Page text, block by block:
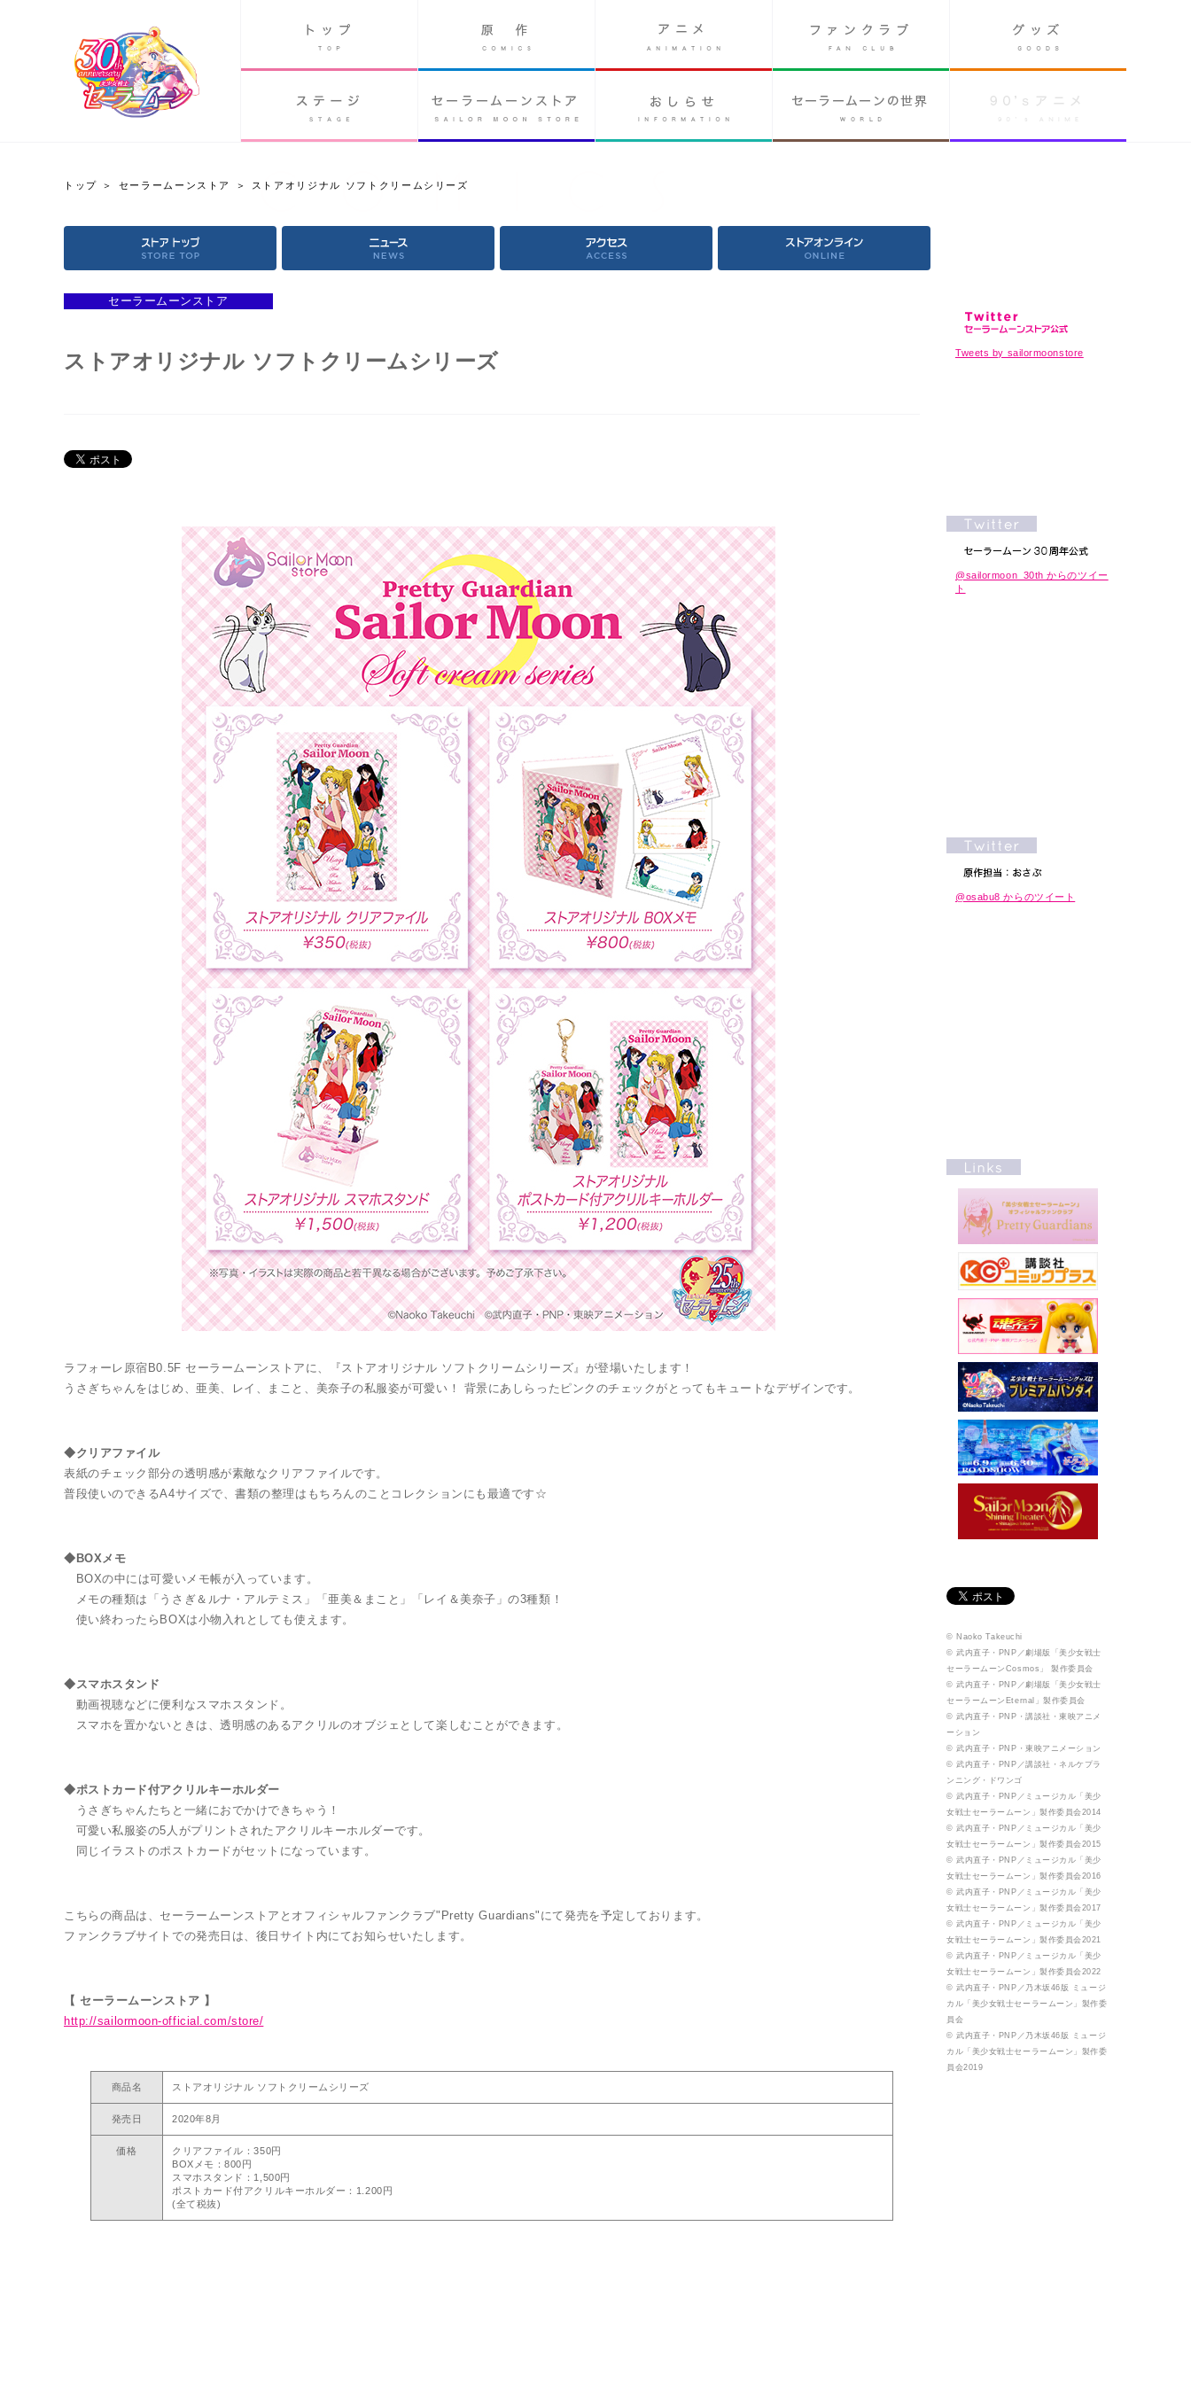
90's アニメPAST ANIME
トップ セーラームーンストア ストアオリジナル ソフトクリームシリーズ
セーラームーンストア
ストアオリジナル ソフトクリームシリーズ
ラフォーレ原宿B0.5F セーラームーンストアに、『ストアオリジナル ソフトクリームシリーズ』が登場いたします！
うさぎちゃんをはじめ、亜美、レイ、まこと、美奈子の私服姿が可愛い！ 背景にあしらったピンクのチェックがとってもキュートなデザインです。
◆クリアファイル
表紙のチェック部分の透明感が素敵なクリアファイルです。
普段使いのできるA4サイズで、書類の整理はもちろんのことコレクションにも最適です☆
◆BOXメモ
BOXの中には可愛いメモ帳が入っています。
メモの種類は「うさぎ＆ルナ・アルテミス」「亜美＆まこと」「レイ＆美奈子」の3種類！
使い終わったらBOXは小物入れとしても使えます。
◆スマホスタンド
動画視聴などに便利なスマホスタンド。
スマホを置かないときは、透明感のあるアクリルのオブジェとして楽しむことができます。
◆ポストカード付アクリルキーホルダー
うさぎちゃんたちと一緒におでかけできちゃう！
可愛い私服姿の5人がプリントされたアクリルキーホルダーです。
同じイラストのポストカードがセットになっています。
こちらの商品は、セーラームーンストアとオフィシャルファンクラブ"Pretty Guardians"にて発売を予定しております。
ファンクラブサイトでの発売日は、後日サイト内にてお知らせいたします。
【 セーラームーンストア 】
http://sailormoon-official.com/store/
商品名 ストアオリジナル ソフトクリームシリーズ
発売日 2020年8月
価格
クリアファイル：350円
BOXメモ：800円
スマホスタンド：1,500円
ポストカード付アクリルキーホルダー：1.200円
(全て税抜)
OFFICIAL STORE
Tweets by sailormoonstore
@sailormoon_30th からのツイー
ト
Twitter 原作担当：おさぶ@osabu8
@osabu8 からのツイート
© Naoko Takeuchi
© 武内直子・PNP／劇場版「美少女戦士
セーラームーンCosmos」 製作委員会
© 武内直子・PNP／劇場版「美少女戦士
セーラームーンEternal」製作委員会
© 武内直子・PNP・講談社・東映アニメ
ーション
© 武内直子・PNP・東映アニメーション
© 武内直子・PNP／講談社・ネルケプラ
ンニング・ドワンゴ
© 武内直子・PNP／ミュージカル「美少
女戦士セーラームーン」製作委員会2014
© 武内直子・PNP／ミュージカル「美少
女戦士セーラームーン」製作委員会2015
© 武内直子・PNP／ミュージカル「美少
女戦士セーラームーン」製作委員会2016
© 武内直子・PNP／ミュージカル「美少
女戦士セーラームーン」製作委員会2017
© 武内直子・PNP／ミュージカル「美少
女戦士セーラームーン」製作委員会2021
© 武内直子・PNP／ミュージカル「美少
女戦士セーラームーン」製作委員会2022
© 武内直子・PNP／乃木坂46版 ミュージ
カル「美少女戦士セーラームーン」製作委
員会
© 武内直子・PNP／乃木坂46版 ミュージ
カル「美少女戦士セーラームーン」製作委
員会2019